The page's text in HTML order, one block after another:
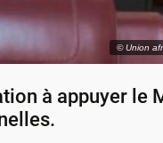
© Union
à appuyer le